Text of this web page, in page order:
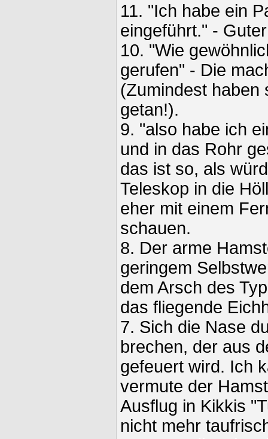
11. "Ich habe ein
eingeführt." -
10. "Wie
gerufen" - Die
(Zumindest haben
getan!).
9. "also habe ich
und in das Rohr
das ist so, als
Teleskop in die
eher mit einem
schauen.
8. Der arme
geringem
dem Arsch des
das fliegende
7. Sich die Nase
brechen, der aus
gefeuert wird. Ich
vermute der
Ausflug in Kikkis
nicht mehr